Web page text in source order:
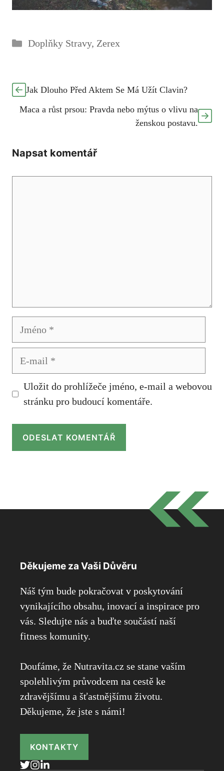
Rubriky
Doplňky Stravy, Zerex
Jak Dlouho Před Aktem Se Má Užít Clavin?
Maca a růst prsou: Pravda nebo mýtus o vlivu na
ženskou postavu.
Napsat komentář
Jméno
Uložit do prohlížeče jméno, e-mail a webovou
stránku pro budoucí komentáře.
Děkujeme za Vaši Důvěru
Náš tým bude pokračovat v poskytování
vynikajícího obsahu, inovací a inspirace pro
vás. Sledujte nás a buďte součástí naší
fitness komunity.
Doufáme, že Nutravita.cz se stane vaším
spolehlivým průvodcem na cestě ke
zdravějšímu a šťastnějšímu životu.
Děkujeme, že jste s námi!
KONTAKTY